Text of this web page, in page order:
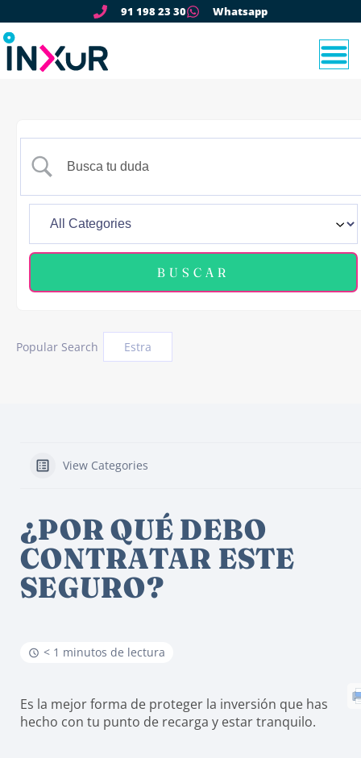
91 198 23 30 Whatsapp
Popular Search Estra
View Categories
¿POR QUÉ DEBO
CONTRATAR ESTE
SEGURO?
< 1 minutos de lectura
Es la mejor forma de proteger la inversión que has
hecho con tu punto de recarga y estar tranquilo.